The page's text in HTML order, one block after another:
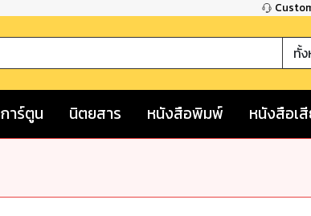
ทั้
การ์ตูน นิตยสาร หนังสือพิมพ์ หนังสือเ